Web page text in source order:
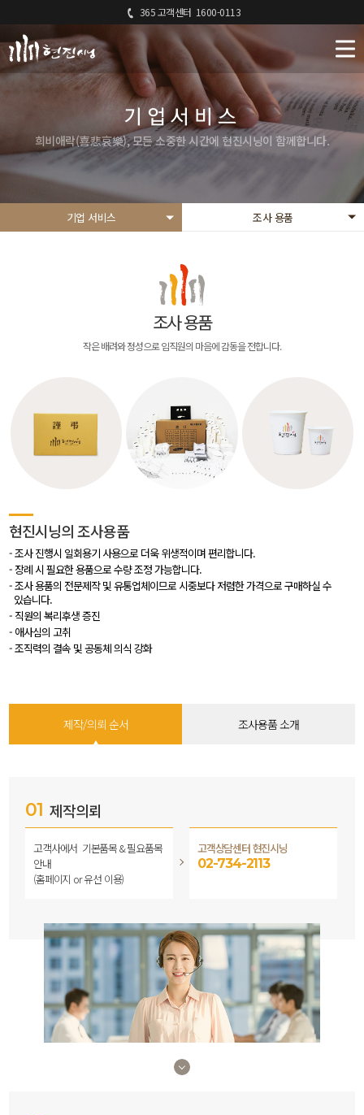
365 고객센터 1600-0113
기업서비스
희비애락(喜悲哀樂), 모든 소중한 시간에 현진시닝이 함께합니다.
기업 서비스 조사 용품
조사 용품
작은 배려와 정성으로 임직원의 마음에 감동을 전합니다.
현진시닝의 조사용품
조사 진행시 일회용기 사용으로 더욱 위생적이며 편리합니다.
장례 시 필요한 용품으로 수량 조정 가능합니다.
조사 용품의 전문제작 및 유통업체이므로 시중보다 저렴한 가격으로 구매하실 수
있습니다.
직원의 복리후생 증진
애사심의 고취
조직력의 결속 및 공동체 의식 강화
제작/의뢰 순서 조사용품 소개
01 제작의뢰
고객사에서 기본품목 & 필요품목
안내
(홈페이지 or 유선 이용)
고객상담센터 현진시닝
02-734-2113